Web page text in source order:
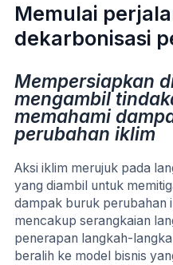
Memulai
dekarbonisasi
Mempersiapkan
mengambil
memahami
perubahan iklim
Aksi iklim merujuk pada
yang diambil untuk
dampak buruk perubahan
mencakup serangkaian
penerapan langkah-
beralih ke model bisnis